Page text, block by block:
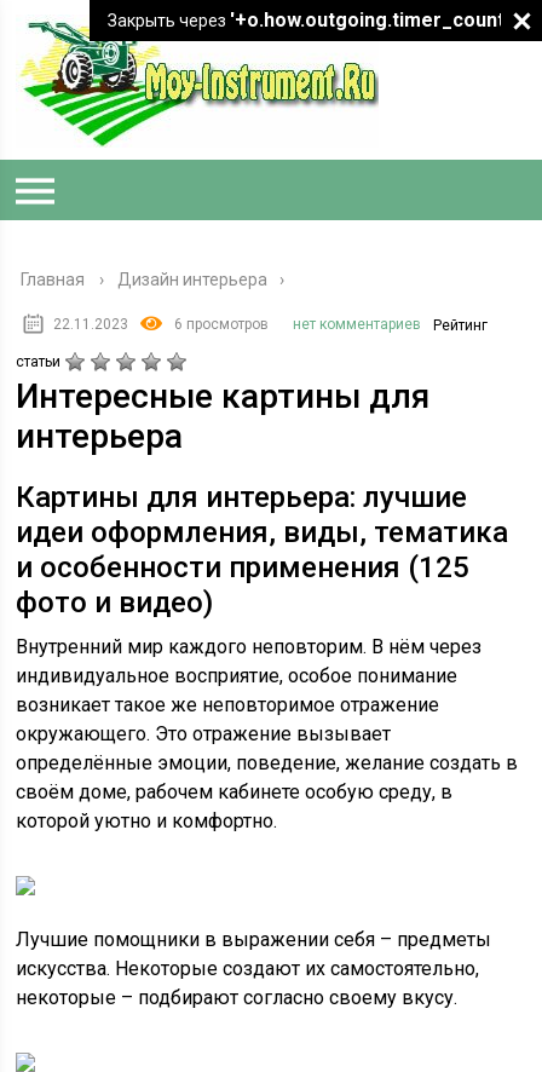
Главная › Дизайн интерьера
22.11.2023 6 просмотров нет комментариев Рейтинг
статьи
Интересные картины для
интерьера
Картины для интерьера: лучшие
идеи оформления, виды, тематика
и особенности применения (125
фото и видео)
Внутренний мир каждого неповторим. В нём через
индивидуальное восприятие, особое понимание
возникает такое же неповторимое отражение
окружающего. Это отражение вызывает
определённые эмоции, поведение, желание создать в
своём доме, рабочем кабинете особую среду, в
которой уютно и комфортно.
Лучшие помощники в выражении себя – предметы
искусства. Некоторые создают их самостоятельно,
некоторые – подбирают согласно своему вкусу.
Закрыть через '+o.how.outgoing.timer_count+"